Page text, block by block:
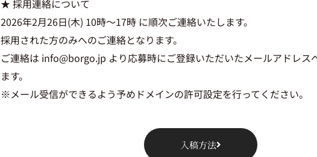
★ 採用連絡について
2026年2月26日(木) 10時～17時 に順次ご連絡いたします。
採用された方のみへのご連絡となります。
ご連絡は info@borgo.jp より応募時にご登録いただいたメールアドレス
ます。
※メール受信ができるよう予めドメインの許可設定を行ってください。
入稿方法